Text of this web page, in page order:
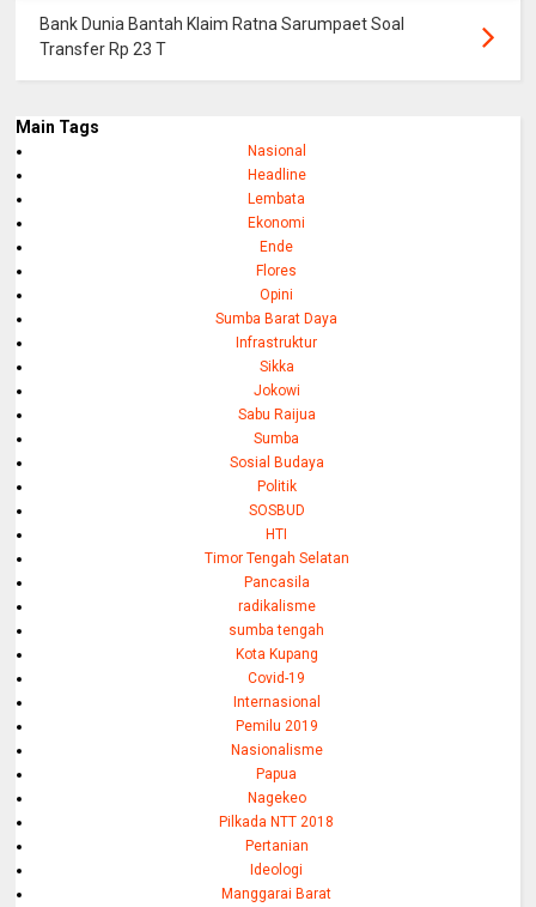
Bank Dunia Bantah Klaim Ratna Sarumpaet Soal
Transfer Rp 23 T
Main Tags
Nasional
Headline
Lembata
Ekonomi
Ende
Flores
Opini
Sumba Barat Daya
Infrastruktur
Sikka
Jokowi
Sabu Raijua
Sumba
Sosial Budaya
Politik
SOSBUD
HTI
Timor Tengah Selatan
Pancasila
radikalisme
sumba tengah
Kota Kupang
Covid-19
Internasional
Pemilu 2019
Nasionalisme
Papua
Nagekeo
Pilkada NTT 2018
Pertanian
Ideologi
Manggarai Barat